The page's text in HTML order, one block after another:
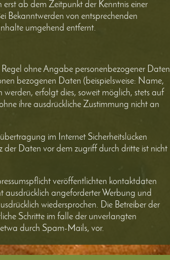
ab dem Zeitpunkt der Kenntnis einer
Bekanntwerden von entsprechenden
umgehend entfernt.
ohne Angabe personenbezogener Daten
bezogenen Daten (beispielsweise: Name,
erfolgt dies, soweit möglich, stets auf
ihre ausdrückliche Zustimmung nicht an
im Internet Sicherheitslücken
der Daten vor dem zugriff durch dritte ist nicht
veröffentlichten kontaktdaten
ausdrücklich angeforderter Werbung und
wiedersprochen. Die Betreiber der
Schritte im falle der unverlangten
durch Spam-Mails, vor.